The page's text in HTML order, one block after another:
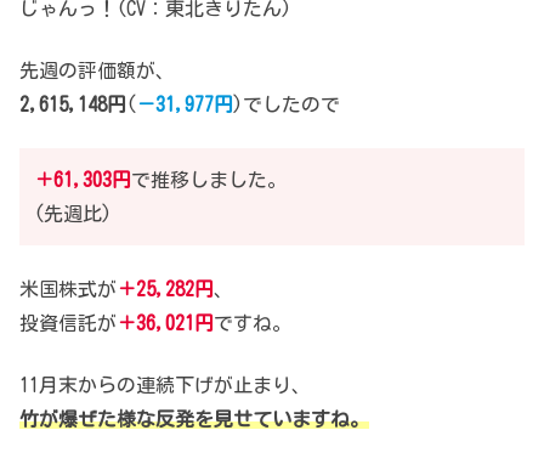
じゃんっ！(CV：東北きりたん)
先週の評価額が、
2,615,148円(－31,977円)でしたので
＋61,303円 で推移しました。
(先週比)
米国株式が＋25,282円、
投資信託が＋36,021円 ですね。
11月末からの連続下げが止まり、
竹が爆ぜた様な反発を見せていますね。